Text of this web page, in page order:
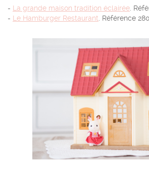
- La grande maison tradition éclairée.
- Le Hamburger Restaurant. Référence